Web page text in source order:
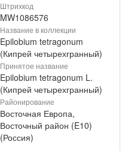
Штрихкод
MW1086576
Название в коллекции
Epilobium tetragonum
(Кипрей четырехгранный)
Принятое название
Epilobium tetragonum L.
(Кипрей четырехгранный)
Районирование
Восточная Европа,
Восточный район (E10)
(Россия)